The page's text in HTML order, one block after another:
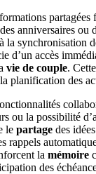
anniversaires ou
la synchronisation
d’un accès
vie de couple.
planification des
ou la possibilité
le partage des
rappels
la mémoire
des